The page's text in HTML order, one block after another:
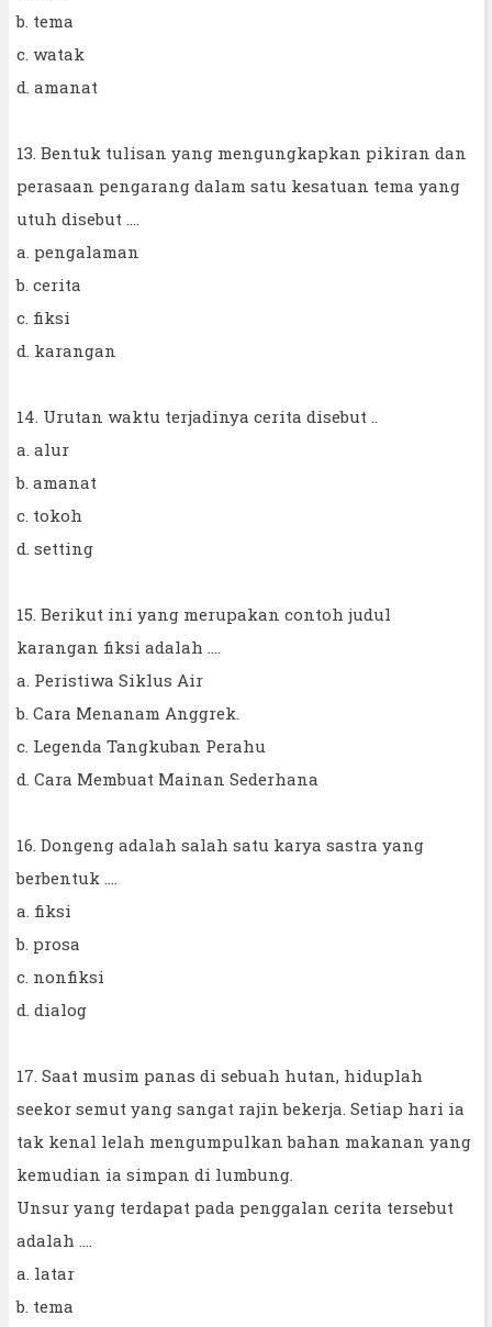
b. tema
c. watak
d. amanat
13. Bentuk tulisan yang mengungkapkan pikiran dan
perasaan pengarang dalam satu kesatuan tema yang
utuh disebut ....
a. pengalaman
b. cerita
c. fiksi
d. karangan
14. Urutan waktu terjadinya cerita disebut ..
a. alur
b. amanat
c. tokoh
d. setting
15. Berikut ini yang merupakan contoh judul
karangan fiksi adalah ....
a. Peristiwa Siklus Air
b. Cara Menanam Anggrek.
c. Legenda Tangkuban Perahu
d. Cara Membuat Mainan Sederhana
16. Dongeng adalah salah satu karya sastra yang
berbentuk ....
a. fiksi
b. prosa
c. nonfiksi
d. dialog
17. Saat musim panas di sebuah hutan, hiduplah
seekor semut yang sangat rajin bekerja. Setiap hari ia
tak kenal lelah mengumpulkan bahan makanan yang
kemudian ia simpan di lumbung.
Unsur yang terdapat pada penggalan cerita tersebut
adalah ....
a. latar
b. tema